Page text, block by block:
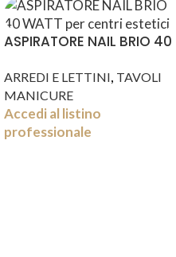
ASPIRATORE NAIL BRIO 40
ARREDI E LETTINI, TAVOLI
MANICURE
Accedi al listino
professionale